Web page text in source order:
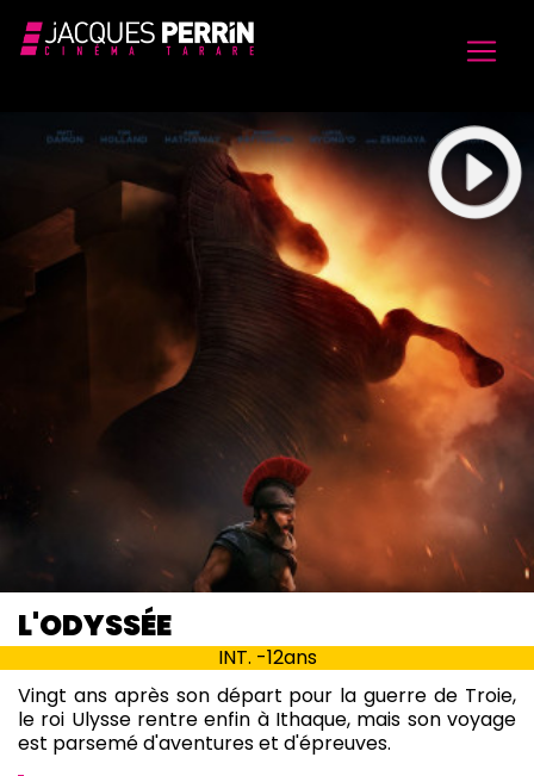
L'ODYSSÉE
INT. -12ans
Vingt ans après son départ pour la guerre de Troie,
le roi Ulysse rentre enfin à Ithaque, mais son voyage
est parsemé d'aventures et d'épreuves.